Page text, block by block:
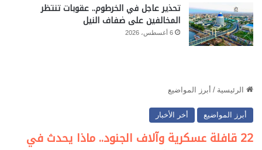
تحذير عاجل في الخرطوم.. عقوبات تنتظر
المخالفين على ضفاف النيل
6 أغسطس، 2026